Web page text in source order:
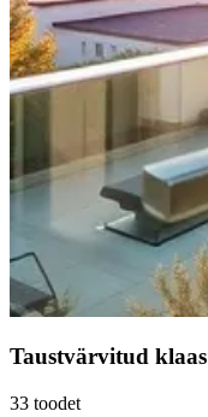
Taustvärvitud klaas
33 toodet